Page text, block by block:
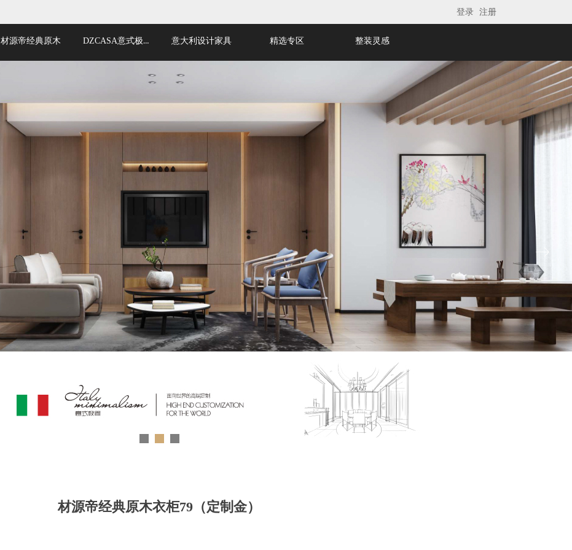
登录 注册
材源帝经典原木 DZCASA意式极简 意大利设计家具 精选专区 整装灵感
ꁹ
材源帝经典原木衣柜79（定制金）